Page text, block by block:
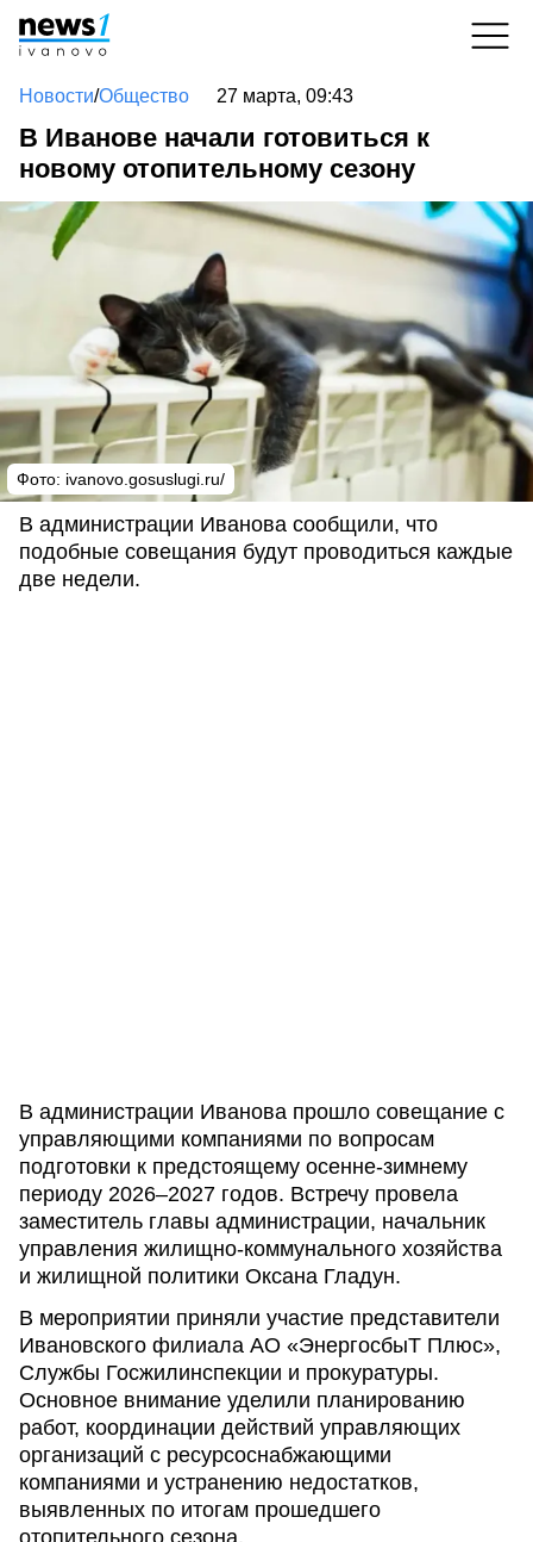
Новости/Общество 27 марта, 09:43
В Иванове начали готовиться к
новому отопительному сезону
Фото: ivanovo.gosuslugi.ru/
В администрации Иванова сообщили, что
подобные совещания будут проводиться каждые
две недели.
В администрации Иванова прошло совещание с
управляющими компаниями по вопросам
подготовки к предстоящему осенне-зимнему
периоду 2026–2027 годов. Встречу провела
заместитель главы администрации, начальник
управления жилищно-коммунального хозяйства
и жилищной политики Оксана Гладун.
В мероприятии приняли участие представители
Ивановского филиала АО «ЭнергосбыТ Плюс»,
Службы Госжилинспекции и прокуратуры.
Основное внимание уделили планированию
работ, координации действий управляющих
организаций с ресурсоснабжающими
компаниями и устранению недостатков,
выявленных по итогам прошедшего
отопительного сезона.